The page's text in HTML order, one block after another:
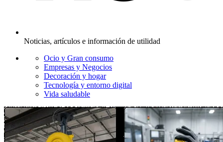
Noticias, artículos e información de utilidad
Ocio y Gran consumo
Empresas y Negocios
Decoración y hogar
Tecnología y entorno digital
Vida saludable